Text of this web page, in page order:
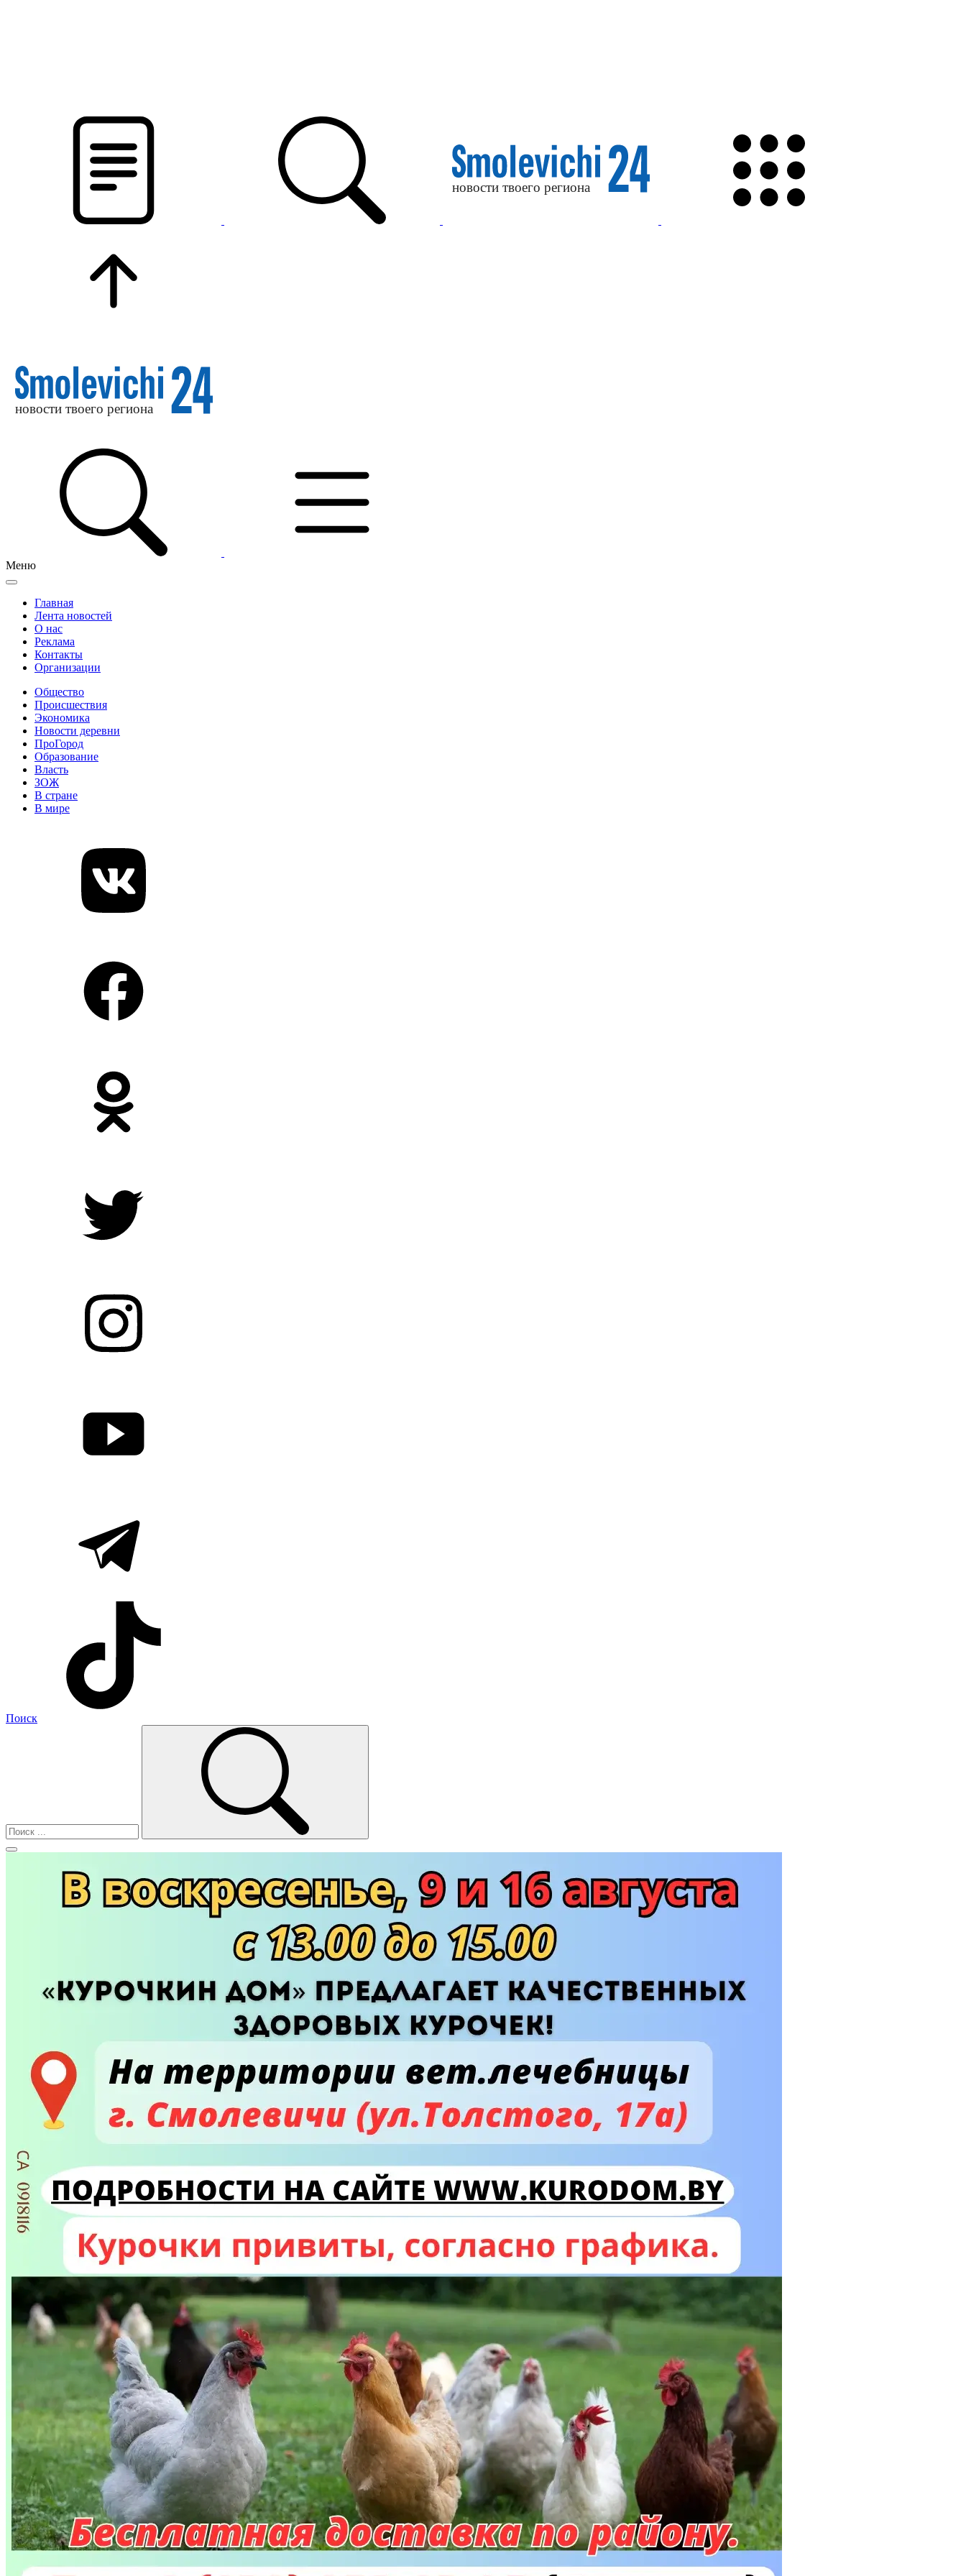
Меню
Главная
Лента новостей
О нас
Реклама
Контакты
Организации
Общество
Происшествия
Экономика
Новости деревни
ПроГород
Образование
Власть
ЗОЖ
В стране
В мире
Поиск